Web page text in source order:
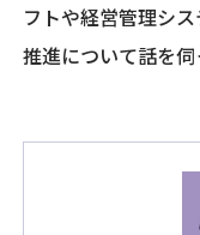
フトや経営管理シ
推進について話を伺